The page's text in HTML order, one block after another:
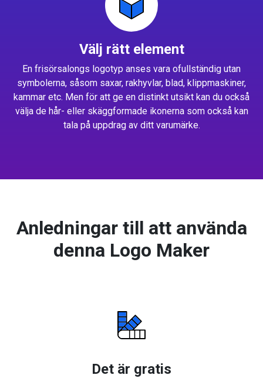
Välj rätt element
En frisörsalongs logotyp anses vara ofullständig utan
symbolerna, såsom saxar, rakhyvlar, blad, klippmaskiner,
kammar etc. Men för att ge en distinkt utsikt kan du också
välja de hår- eller skäggformade ikonerna som också kan
tala på uppdrag av ditt varumärke.
Anledningar till att använda
denna Logo Maker
Det är gratis